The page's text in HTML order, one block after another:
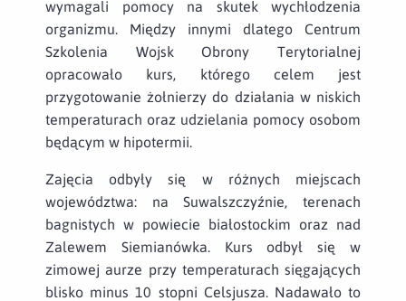
wymagali pomocy na skutek wychłodzenia
organizmu. Między innymi dlatego Centrum
Szkolenia Wojsk Obrony Terytorialnej
opracowało kurs, którego celem jest
przygotowanie żołnierzy do działania w niskich
temperaturach oraz udzielania pomocy osobom
będącym w hipotermii.
Zajęcia odbyły się w różnych miejscach
województwa: na Suwalszczyźnie, terenach
bagnistych w powiecie białostockim oraz nad
Zalewem Siemianówka. Kurs odbył się w
zimowej aurze przy temperaturach sięgających
blisko minus 10 stopni Celsjusza. Nadawało to